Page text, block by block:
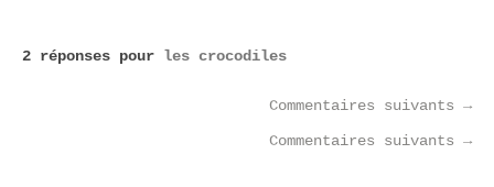
2 réponses pour les crocodiles
Commentaires suivants →
Commentaires suivants →